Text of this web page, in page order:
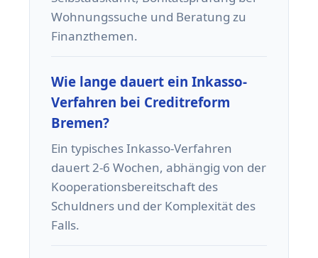
Wohnungssuche und Beratung zu
Finanzthemen.
Wie lange dauert ein Inkasso-
Verfahren bei Creditreform
Bremen?
Ein typisches Inkasso-Verfahren
dauert 2-6 Wochen, abhängig von der
Kooperationsbereitschaft des
Schuldners und der Komplexität des
Falls.